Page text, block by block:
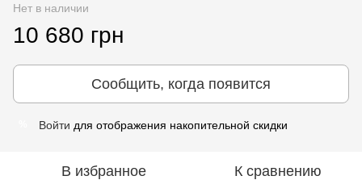
Нет в наличии
10 680 грн
Сообщить, когда появится
Войти для отображения накопительной скидки
В избранное К сравнению